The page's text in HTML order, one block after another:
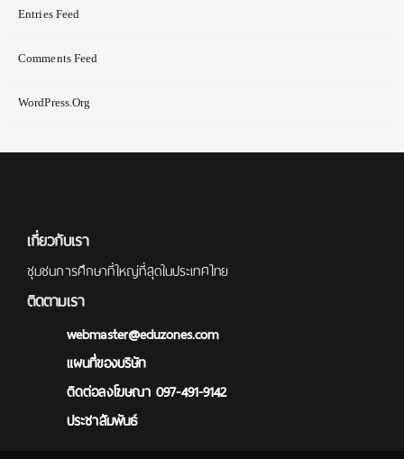
Entries Feed
Comments Feed
WordPress.org
เกี่ยวกับเรา
ชุมชนการศึกษาที่ใหญ่ที่สุดในประเทศไทย
ติดตามเรา
webmaster@eduzones.com
แผนที่ของบริษัท
ติดต่อลงโฆษณา 097-491-9142
ประชาสัมพันธ์